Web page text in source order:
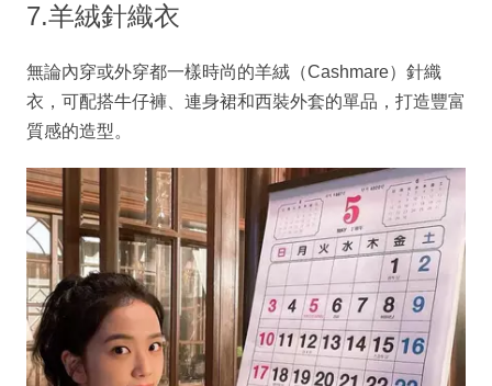
7.羊絨針織衣
無論內穿或外穿都一樣時尚的羊絨（Cashmare）針織
衣，可配搭牛仔褲、連身裙和西裝外套的單品，打造豐富
質感的造型。